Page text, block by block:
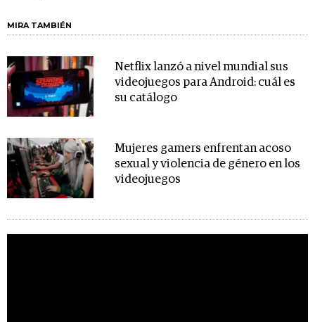
MIRA TAMBIÉN
Netflix lanzó a nivel mundial sus
videojuegos para Android: cuál es
su catálogo
Mujeres gamers enfrentan acoso
sexual y violencia de género en los
videojuegos